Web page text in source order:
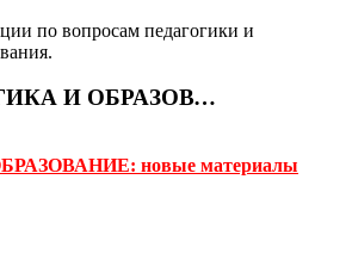
по вопросам педагогики и
И ОБРАЗОВАНИЕ
новые материалы